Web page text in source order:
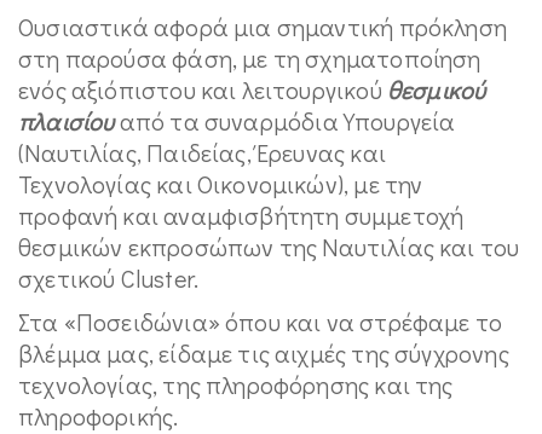
Ουσιαστικά αφορά μια σημαντική πρόκληση
στη παρούσα φάση, με τη σχηματοποίηση
ενός αξιόπιστου και λειτουργικού θεσμικού
πλαισίουαπό τα συναρμόδια Υπουργεία
(Ναυτιλίας, Παιδείας, Έρευνας και
Τεχνολογίας και Οικονομικών), με την
προφανή και αναμφισβήτητη συμμετοχή
θεσμικών εκπροσώπων της Ναυτιλίας και του
σχετικού Cluster.
Στα «Ποσειδώνια» όπου και να στρέφαμε το
βλέμμα μας, είδαμε τις αιχμές της σύγχρονης
τεχνολογίας, της πληροφόρησης και της
πληροφορικής.